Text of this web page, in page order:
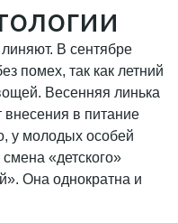
В сентябре
помех, так как летний
Весенняя линька
внесения в питание
у молодых особей
«детского»
Она однократна и